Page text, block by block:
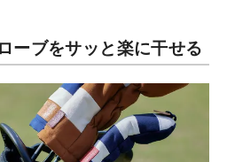
ーブをサッと楽に干せる